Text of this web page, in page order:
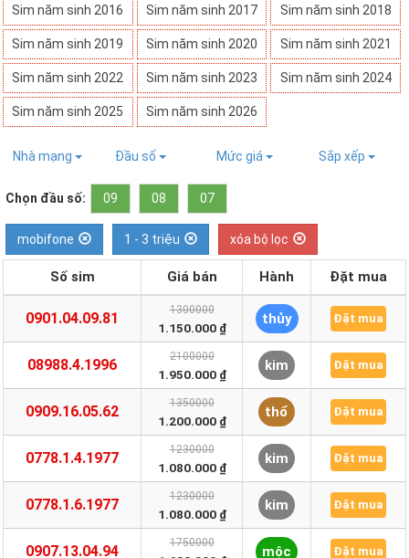
Sim năm sinh 2016 Sim năm sinh 2017 Sim năm sinh 2018
Sim năm sinh 2019 Sim năm sinh 2020 Sim năm sinh 2021
Sim năm sinh 2022 Sim năm sinh 2023 Sim năm sinh 2024
Sim năm sinh 2025 Sim năm sinh 2026
Nhà mạng Đầu số Mức giá Sắp xếp
Chọn đầu số: 09 08 07
mobifone 1 - 3 triệu xóa bộ lọc
Số sim Giá bán Hành Đặt mua
0901.04.09.81 1300000
1.150.000 ₫
thủy Đặt mua
08988.4.1996 2100000
1.950.000 ₫
kim Đặt mua
0909.16.05.62 1350000
1.200.000 ₫
thổ Đặt mua
0778.1.4.1977 1230000
1.080.000 ₫
kim Đặt mua
0778.1.6.1977 1230000
1.080.000 ₫
kim Đặt mua
0907.13.04.94 1750000
mộc Đặt mua